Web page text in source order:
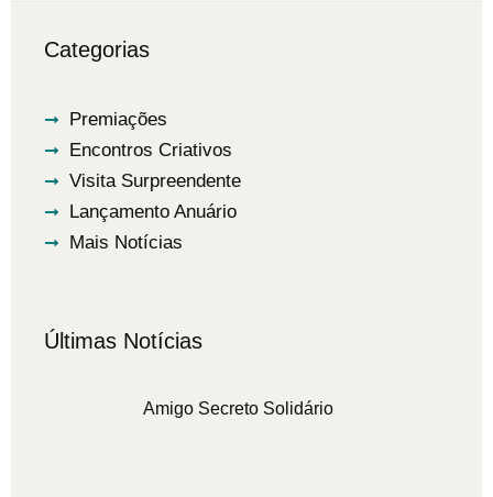
Categorias
Premiações
Encontros Criativos
Visita Surpreendente
Lançamento Anuário
Mais Notícias
Últimas Notícias
Amigo Secreto Solidário